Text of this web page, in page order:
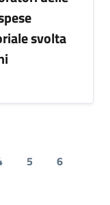
svolta
5
6